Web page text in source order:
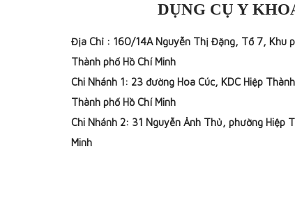
DỤNG CỤ Y
Địa Chỉ : 160/14A Nguyễn Thị Đặng, Tổ 7, Khu
Thành phố Hồ Chí Minh
Chi Nhánh 1: 23 đường Hoa Cúc, KDC Hiệp
Thành phố Hồ Chí Minh
Chi Nhánh 2: 31 Nguyễn Ảnh Thủ, phường Hiệp
Minh